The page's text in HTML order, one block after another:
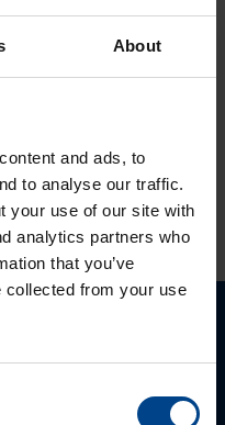
About
and ads, to
to analyse our traffic.
your use of our site with
analytics partners who
that you’ve
collected from your use